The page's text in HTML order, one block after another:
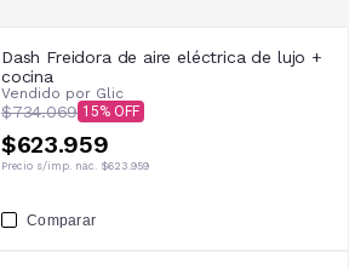
Dash Freidora de aire eléctrica de lujo +
cocina
Vendido por Glic
$734.069 15
$623.959
Precio s/imp. nac. $623.959
Comparar